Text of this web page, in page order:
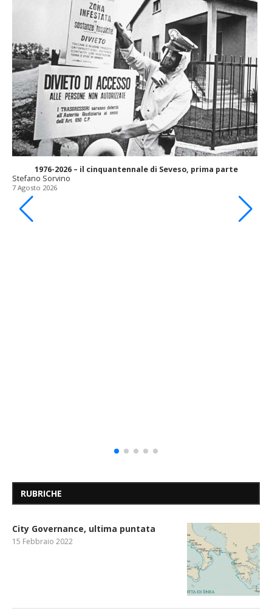
1976-2026 – il cinquantennale di Seveso, prima parte
Stefano Sorvino
7 Agosto 2026
RUBRICHE
City Governance, ultima puntata
15 Febbraio 2022